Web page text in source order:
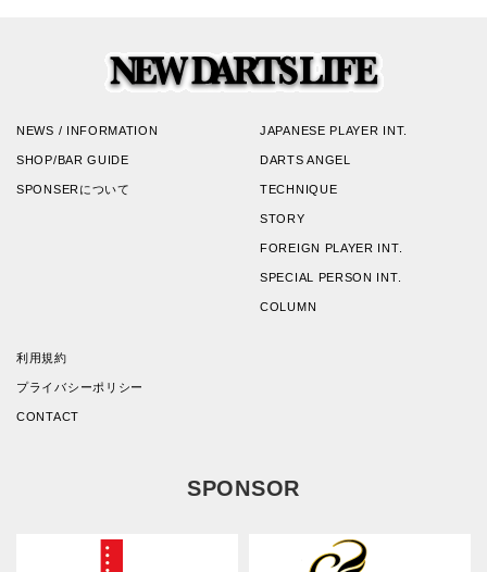
NEWS / INFORMATION
SHOP/BAR GUIDE
SPONSERについて
JAPANESE PLAYER INT.
DARTS ANGEL
TECHNIQUE
STORY
FOREIGN PLAYER INT.
SPECIAL PERSON INT.
COLUMN
利用規約
プライバシーポリシー
CONTACT
SPONSOR